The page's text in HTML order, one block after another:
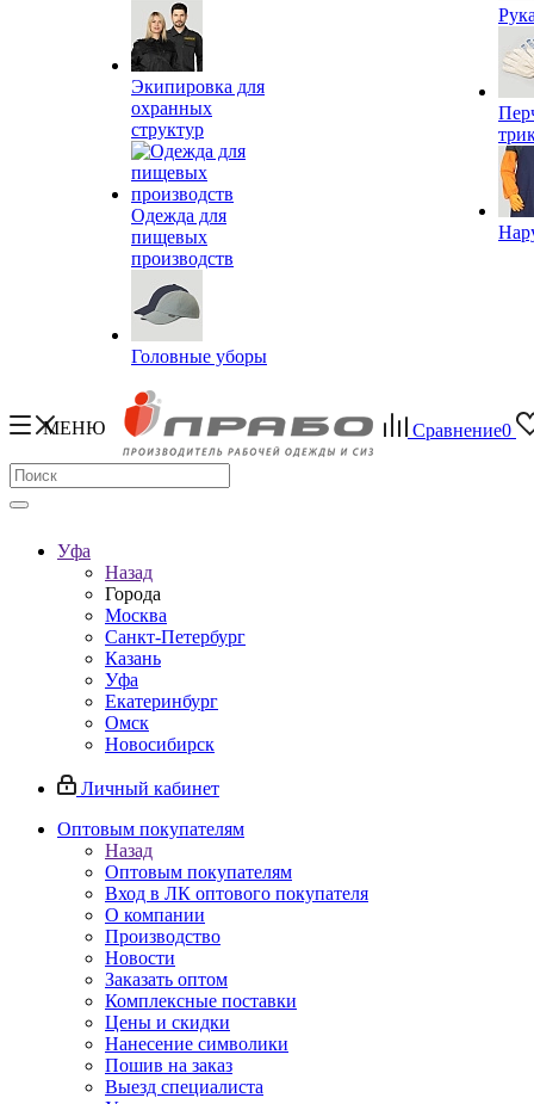
Экипировка для
охранных
структур
Одежда для
пищевых
производств
Головные уборы
МЕНЮ Сравнение0
Уфа
Назад
Города
Москва
Санкт-Петербург
Казань
Уфа
Екатеринбург
Омск
Новосибирск
Личный кабинет
Оптовым покупателям
Назад
Оптовым покупателям
Вход в ЛК оптового покупателя
О компании
Производство
Новости
Заказать оптом
Комплексные поставки
Цены и скидки
Нанесение символики
Пошив на заказ
Выезд специалиста